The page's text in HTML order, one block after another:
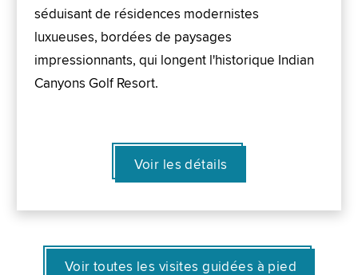
séduisant de résidences modernistes
luxueuses, bordées de paysages
impressionnants, qui longent l'historique Indian
Canyons Golf Resort.
Voir les détails
Voir toutes les visites guidées à pied